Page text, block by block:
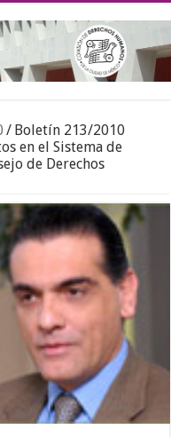
/ Boletín 213/2010
en el Sistema de
de Derechos